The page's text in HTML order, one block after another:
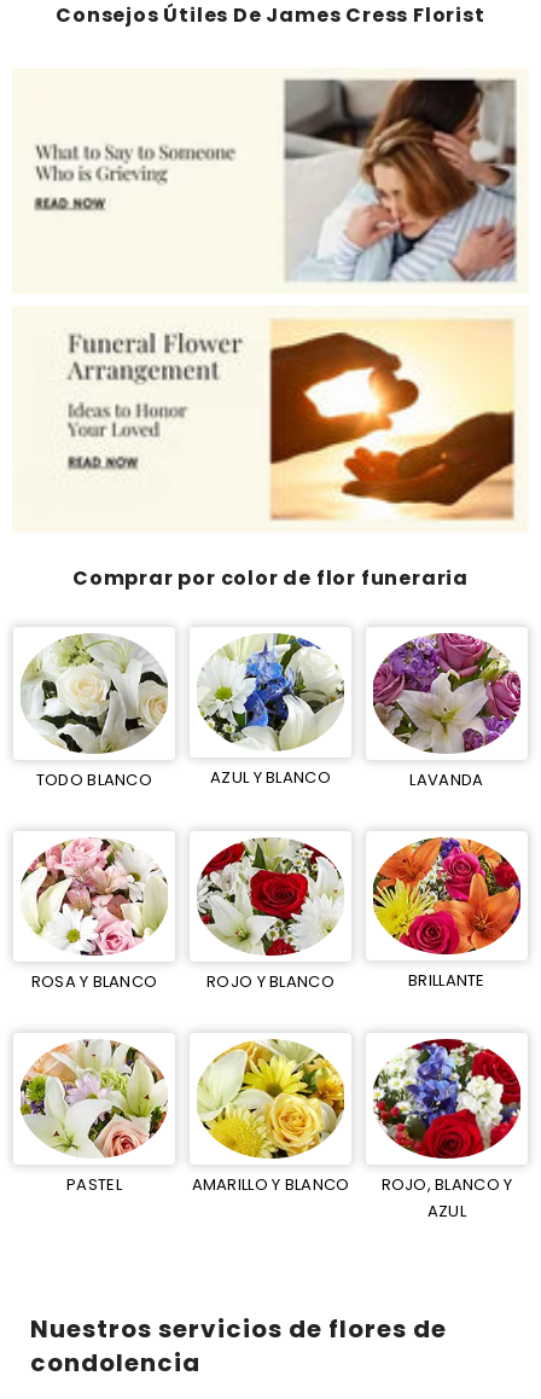
Consejos Útiles De James Cress Florist
Comprar por color de flor funeraria
TODO BLANCO AZUL Y BLANCO LAVANDA
ROSA Y BLANCO ROJO Y BLANCO BRILLANTE
PASTEL AMARILLO Y BLANCO
ROJO, BLANCO Y
AZUL
Nuestros servicios de flores de
condolencia